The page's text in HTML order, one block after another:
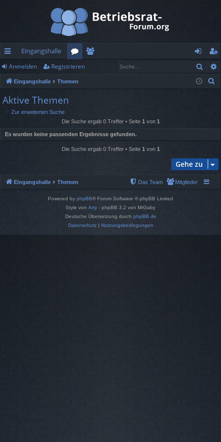
ch
ne
llz
rif
Eingangshalle
or
en
n
m
eg
ist
Anmelden Registrieren
Eingangshalle Themen
Aktive Themen
Zur erweiterten Suche
Die Suche ergab 0 Treffer • Seite 1 von 1
Es wurden keine passenden Ergebnisse gefunden.
Die Suche ergab 0 Treffer • Seite 1 von 1
Gehe zu
Eingangshalle Themen Mitglieder
Das Team
Powered by phpBB® Forum Software © phpBB Limited
Style von Arty - phpBB 3.2 von MrGaby
Deutsche Übersetzung durch phpBB.de
Datenschutz| Nutzungsbedingungen